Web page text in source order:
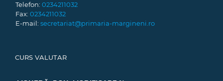
Telefon: 0234211032
Fax: 0234211032
E-mail: secretariat@primaria-margineni.ro
CURS VALUTAR